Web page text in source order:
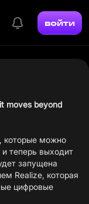
войти
moves beyond
которые можно
теперь выходит
запущена
Realize, которая
цифровые